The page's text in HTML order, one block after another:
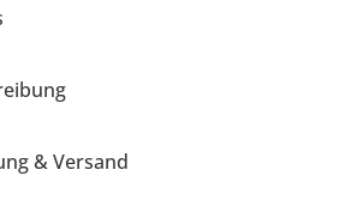
& Versand